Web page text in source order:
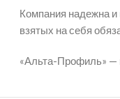
Компания надежна и
взятых на себя
«Альта-Профиль» —